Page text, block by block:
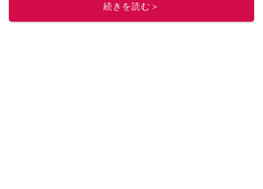
このイチオシストの他の記事を読む
続きを読む＞